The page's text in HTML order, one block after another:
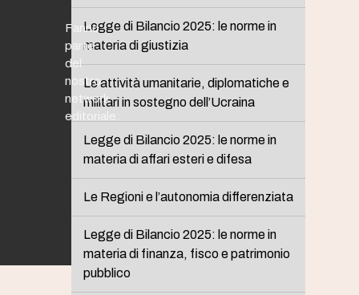
Legge di Bilancio 2025: le norme in
materia di giustizia
Le attività umanitarie, diplomatiche e
militari in sostegno dell’Ucraina
Legge di Bilancio 2025: le norme in
materia di affari esteri e difesa
Le Regioni e l’autonomia differenziata
Legge di Bilancio 2025: le norme in
materia di finanza, fisco e patrimonio
pubblico
Fanno
parte
del
nostro
network
editoriale: